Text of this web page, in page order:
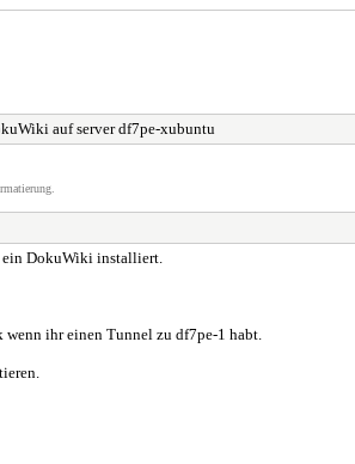
auf server df7pe-xubuntu
ein DokuWiki installiert.
ihr einen Tunnel zu df7pe-1 habt.